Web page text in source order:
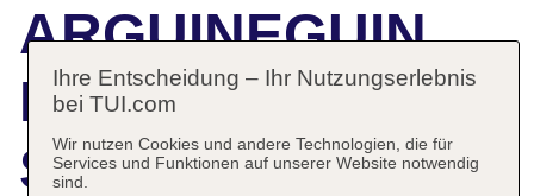
ARGUINEGUIN
PARK BY
SERVATUR
Ihre Entscheidung – Ihr Nutzungserlebnis
bei TUI.com
Wir nutzen Cookies und andere Technologien, die für
Services und Funktionen auf unserer Website notwendig
sind.